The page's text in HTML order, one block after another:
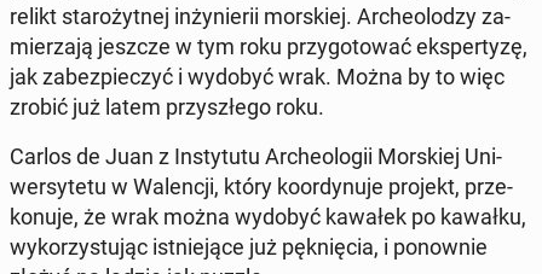
relikt sta­ro­żyt­nej in­ży­nie­rii mor­skiej. Ar­che­olo­dzy za­
mie­rza­ją jeszcze w tym roku przy­go­to­wać eks­per­ty­zę,
jak za­bez­pie­czyć i wydobyć wrak. Można by to więc
zrobić już latem przy­szłe­go roku.
Carlos de Juan z In­sty­tu­tu Ar­che­olo­gii Mor­skiej Uni­
wer­sy­te­tu w Wa­len­cji, który ko­or­dy­nu­je projekt, prze­
ko­nu­je, że wrak można wydobyć kawałek po kawałku,
wy­ko­rzy­stu­jąc ist­nie­ją­ce już pęk­nię­cia, i po­now­nie